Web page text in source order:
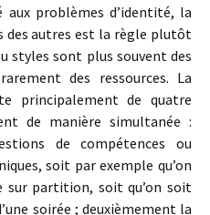
problèmes d’identité, la
des autres est la règle plutôt
styles sont plus souvent des
des ressources. La
principalement de quatre
de manière simultanée :
de compétences ou
soit par exemple qu’on
sur partition, soit qu’on soit
soirée ; deuxièmement la